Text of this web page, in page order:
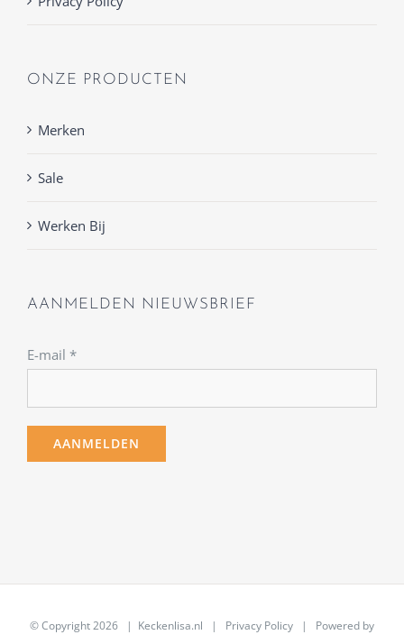
ONZE PRODUCTEN
Merken
Sale
Werken Bij
AANMELDEN NIEUWSBRIEF
E-mail *
© Copyright2026 | Keckenlisa.nl | Privacy Policy | Powered by